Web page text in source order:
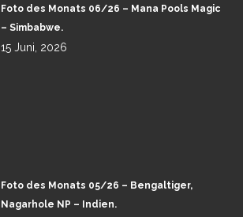
Foto des Monats 06/26 – Mana Pools Magic
– Simbabwe.
15 Juni, 2026
Foto des Monats 05/26 – Bengaltiger,
Nagarhole NP – Indien.